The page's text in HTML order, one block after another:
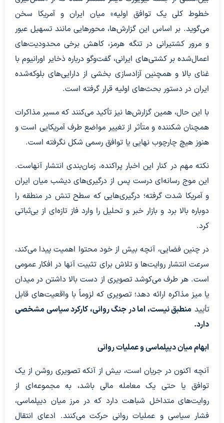
خطوط کلی یک توافق اولیه» میان ایران و آمریکا سخن
می‌گوید. بر اساس این گزارش‌ها، محورهایی مانند تسهیل عبور
و مرور کشتیرانی در تنگه هرمز، کاهش برخی محدودیت‌های
اعمال‌شده بر کشتی‌های ایرانی، گفت‌وگو درباره ذخایر اورانیوم با
غنای بالا و همچنین آزادسازی بخشی از دارایی‌های بلوکه‌شده
ایران در دستور بحث‌های اولیه قرار گرفته است.
با این حال، همین گزارش‌ها نیز تأکید می‌کنند که مسیر مذاکرات
همچنان شکننده و متأثر از تغییر مواضع طرف آمریکایی است و
هنوز هیچ چارچوب نهایی یا توافق رسمی شکل نگرفته است.
نکته مهم در کنار این اخبار پراکنده، زمان‌بندی انتشار آنهاست.
این موج رسانه‌ای درست پس از درگیری‌های دیشب میان ایران
و آمریکا شدت گرفته؛ درگیری‌هایی که سطح تنش در منطقه را
دوباره بالا برد و بازار خبر و تحلیل را وارد فاز تازه‌ای از بی‌ثباتی
کرد.
در چنین فضایی، آنچه بیش از خود محتوا اهمیت پیدا می‌کند،
سرعت انتشار روایت‌ها و تلاش برای تثبیت آنها در افکار عمومی
است. هر طرف می‌کوشد تصویری از دست بالا داشتن در میدان
یا میز مذاکره ارائه دهد؛ تصویری که لزوماً با واقعیت‌های قابل
تأیید منطبق نیست، اما در جنگ روانی، کارکرد سیاسی مشخصی
دارد.
ابهام میان دیپلماسی و عملیات روانی
آنچه اکنون در جریان است، بیش از آنکه تصویری روشن از یک
توافق یا حتی یک معامله مالی باشد، به مجموعه‌ای از
روایت‌های متداخل شباهت دارد که در مرز میان دیپلماسی،
فشار سیاسی و عملیات روانی حرکت می‌کنند. ادعای انتقال